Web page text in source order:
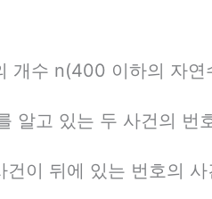
개수 n(400 이하의 자
알고 있는 두 사건의 번
건이 뒤에 있는 번호의